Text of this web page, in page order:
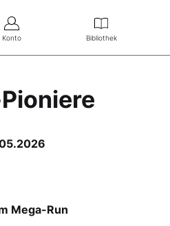
Konto Bibliothek
Mega-Run